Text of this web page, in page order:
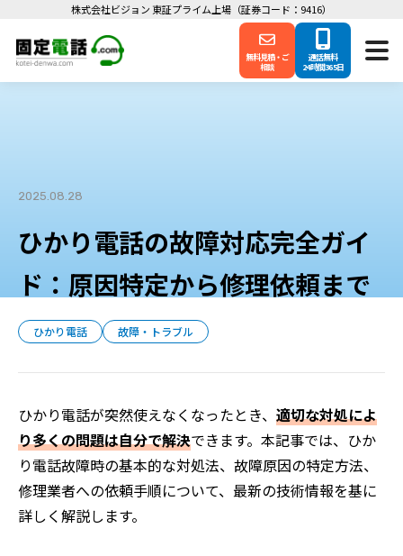
株式会社ビジョン 東証プライム上場（証券コード：9416）
無料見積・ご
相談
通話無料
24時間365日
2025.08.28
ひかり電話の故障対応完全ガイ
ド：原因特定から修理依頼まで
ひかり電話 故障・トラブル
ひかり電話が突然使えなくなったとき、 適切な対処によ
り多くの問題は自分で解決できます。本記事では、ひか
り電話故障時の基本的な対処法、故障原因の特定方法、
修理業者への依頼手順について、最新の技術情報を基に
詳しく解説します。